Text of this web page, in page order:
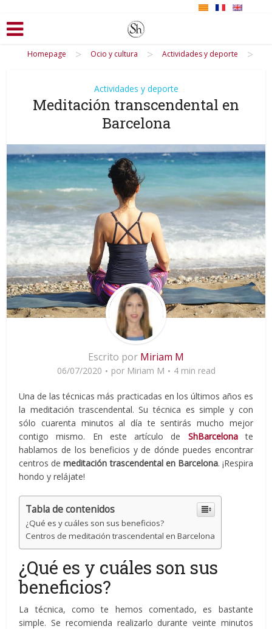
Homepage > Ocio y cultura > Actividades y deporte >
Actividades y deporte
Meditación transcendental en
Barcelona
Escrito por Miriam M
06/07/2020 por Miriam M 4 min read
Una de las técnicas más practicadas en los últimos años es
la meditación trascendental. Su técnica es simple y con
sólo cuarenta minutos al día te sentirás mucho mejor
contigo mismo. En este artículo de ShBarcelonate
hablamos de los beneficios y de dónde puedes encontrar
centros demeditación trascendental en Barcelona. ¡Respira
hondo y relájate!
Tabla de contenidos
¿Qué es y cuáles son sus beneficios?
Centros de meditación trascendental en Barcelona
¿Qué es y cuáles son sus
beneficios?
La técnica, como te hemos comentado, es bastante
simple. Se recomienda realizarlo durante veinte minutos